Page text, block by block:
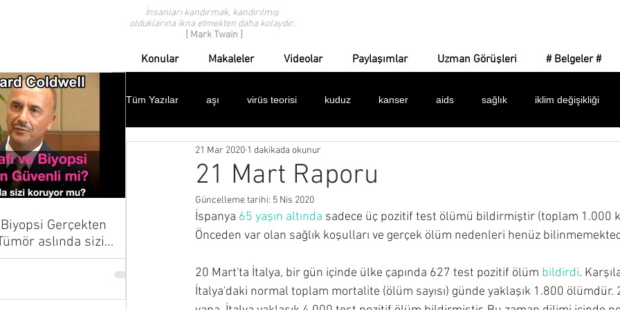
İnsanları kandırmak, kandırılmış
olduklarına ikna etmekten daha kolaydır.
[ Mark Twain ]
Konular Makaleler Videolar Paylaşımlar Uzman Görüşleri # Belgeler #
Tüm Yazılar aşı virüs teorisi kuduz kanser aids sağlık iklim değişikliği
modern tıp eleştirisi geçmişten işaretler
ispanyol gribi domuz gribi dünya sağlık örgütü bulaşıcılık ilaçlar maske
protestolar davalar istatistikler belgeler asılsız haberler silinen
21 Mart Raporu
21 Mar 2020 1 dakikada okunur
Güncelleme tarihi: 5 Nis 2020
İspanya 65 yaşın altında sadece üç pozitif test ölümü bildirmiştir (toplam 1.000
Önceden var olan sağlık koşulları ve gerçek ölüm nedenleri henüz
20 Mart'ta İtalya, bir gün içinde ülke çapında 627 test pozitif ölüm bildirdi.
İtalya'daki normal toplam mortalite (ölüm sayısı) günde yaklaşık 1.800 ölümdür.
Gerçekten